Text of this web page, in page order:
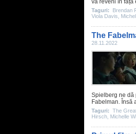
va reveni în fața
Taguri: Brendan
Viola Davis
The
28.11.2022
Spielberg ne dă
Fabelman. Însă
Taguri: The
Hirsch Michelle